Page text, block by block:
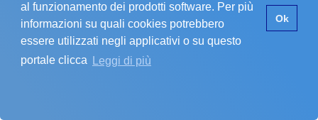
Pagina non trovata.
La pagina che stai cercando non esiste.
SI È VERIFICATO UN PROBLEMA
al funzionamento dei prodotti software. Per più
informazioni su quali cookies potrebbero
essere utilizzati negli applicativi o su questo
portale clicca
Leggi di più
Ok